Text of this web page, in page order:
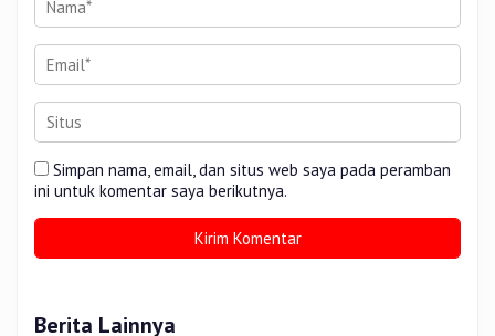
Simpan nama, email, dan situs web saya pada peramban
ini untuk komentar saya berikutnya.
Berita Lainnya